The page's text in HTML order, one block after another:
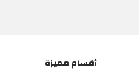
أقسام مميزة